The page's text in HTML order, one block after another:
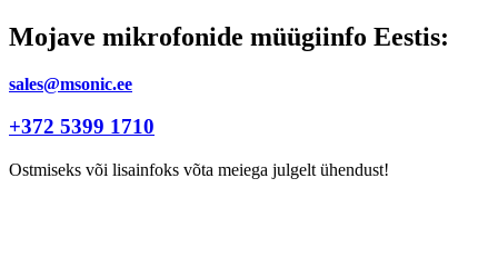
Mojave mikrofonide müügiinfo Eestis:
sales@msonic.ee
+372 5399 1710
Ostmiseks või lisainfoks võta meiega julgelt ühendust!